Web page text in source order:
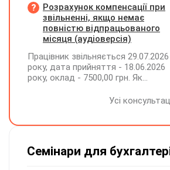
заробітної плати (винагороди), для
розрахунку внеску на підтримку
працевлаштування осіб з
інвалідністю?
Розрахунок компенсації при
звільненні, якщо немає
повністю відпрацьованого
місяця (аудіоверсія)
Працівник звільняється 29.07.2026
року, дата прийняття - 18.06.2026
року, оклад - 7500,00 грн. Як
невикористаних днів відпустки
Усі
Семінари для